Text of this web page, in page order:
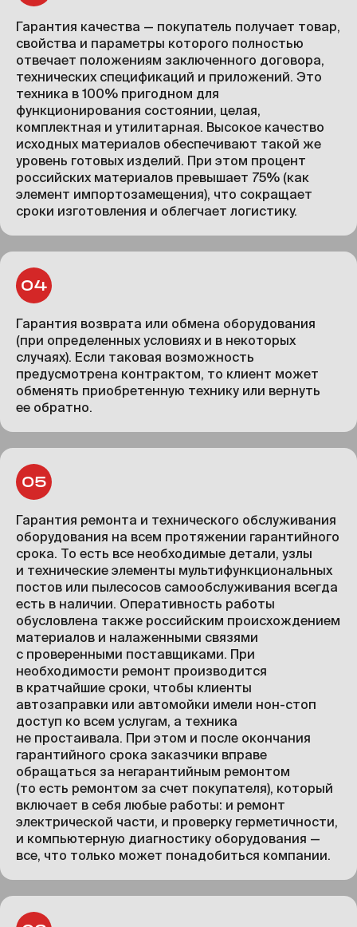
Гарантия качества — покупатель получает товар,
свойства и параметры которого полностью
отвечает положениям заключенного договора,
технических спецификаций и приложений. Это
техника в 100% пригодном для
функционирования состоянии, целая,
комплектная и утилитарная. Высокое качество
исходных материалов обеспечивают такой же
уровень готовых изделий. При этом процент
российских материалов превышает 75% (как
элемент импортозамещения), что сокращает
сроки изготовления и облегчает логистику.
Гарантия возврата или обмена оборудования
(при определенных условиях и в некоторых
случаях). Если таковая возможность
предусмотрена контрактом, то клиент может
обменять приобретенную технику или вернуть
ее обратно.
Гарантия ремонта и технического обслуживания
оборудования на всем протяжении гарантийного
срока. То есть все необходимые детали, узлы
и технические элементы мультифункциональных
постов или пылесосов самообслуживания всегда
есть в наличии. Оперативность работы
обусловлена также российским происхождением
материалов и налаженными связями
с проверенными поставщиками. При
необходимости ремонт производится
в кратчайшие сроки, чтобы клиенты
автозаправки или автомойки имели нон-стоп
доступ ко всем услугам, а техника
не простаивала. При этом и после окончания
гарантийного срока заказчики вправе
обращаться за негарантийным ремонтом
(то есть ремонтом за счет покупателя), который
включает в себя любые работы: и ремонт
электрической части, и проверку герметичности,
и компьютерную диагностику оборудования —
все, что только может понадобиться компании.